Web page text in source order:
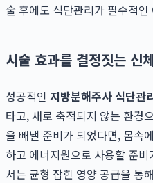
술 후에도 식단관리가 필수적
시술 효과를 결정짓는 신
성공적인 지방분해주사 식단관
타고, 새로 축적되지 않는 환경
을 빼낼 준비가 되었다면, 몸속
하고 에너지원으로 사용할 준
서는 균형 잡힌 영양 공급을 통